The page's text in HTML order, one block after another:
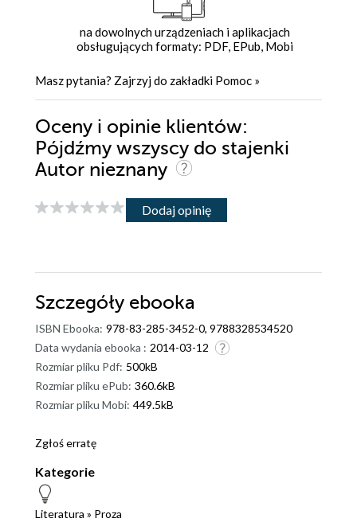
na dowolnych urządzeniach i aplikacjach
obsługujących formaty: PDF, EPub, Mobi
Masz pytania? Zajrzyj do zakładki Pomoc »
Oceny i opinie klientów:
Pójdźmy wszyscy do stajenki
Autor nieznany
Dodaj opinię
Szczegóły ebooka
ISBN Ebooka: 978-83-285-3452-0, 9788328534520
Data wydania ebooka : 2014-03-12
Rozmiar pliku Pdf: 500kB
Rozmiar pliku ePub: 360.6kB
Rozmiar pliku Mobi: 449.5kB
Zgłoś erratę
Kategorie
Literatura » Proza